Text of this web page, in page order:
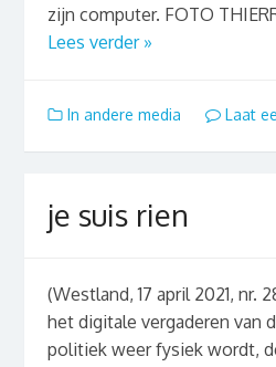
zijn computer. FOTO
Lees verder »
In andere media Laat
je suis rien
(Westland, 17 april 2021, nr.
het digitale vergaderen van
politiek weer fysiek wordt,